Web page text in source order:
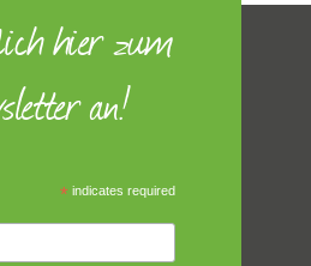
hier zum
an!
* indicates required